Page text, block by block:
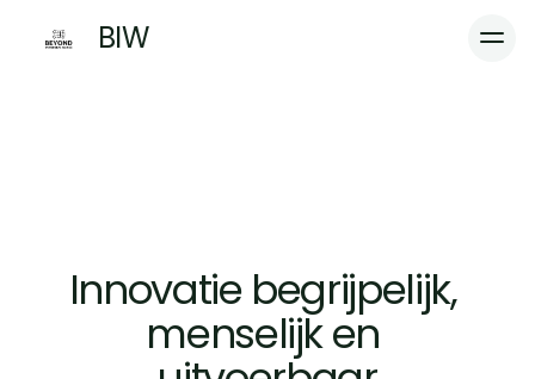
BIW
Plan een QuickScan
Innovatie begrijpelijk,
menselijk en